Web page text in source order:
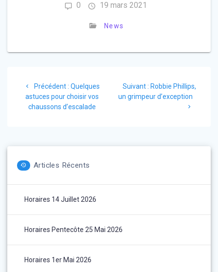
0 19 mars 2021
News
Précédent : Article
précédent
:
Quelques
astuces pour choisir vos
chaussons d’escalade
Suivant : Article
suivant
Robbie Phillips,
un grimpeur d’exception
Articles Récents
Horaires 14 Juillet 2026
Horaires Pentecôte 25 Mai 2026
Horaires 1er Mai 2026